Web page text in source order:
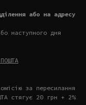
або на адресу
наступного дня
за пересилання
стягує 20 грн + 2%